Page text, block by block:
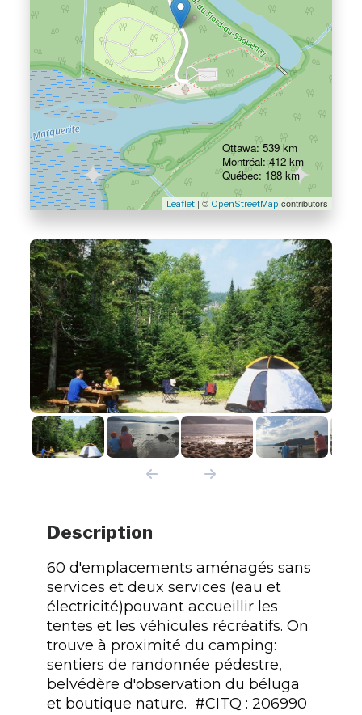
Leaflet| © OpenStreetMap contributors
Ottawa: 539 km
Montréal: 412 km
Québec: 188 km
Description
60 d'emplacements aménagés sans
services et deux services (eau et
électricité)pouvant accueillir les
tentes et les véhicules récréatifs. On
trouve à proximité du camping:
sentiers de randonnée pédestre,
belvédère d'observation du béluga
et boutique nature. #CITQ : 206990